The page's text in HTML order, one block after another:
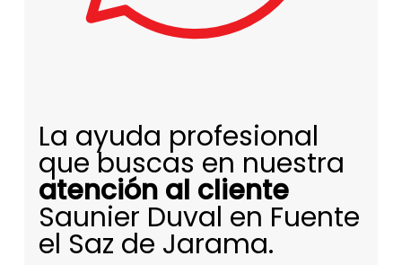
La ayuda profesional
que buscas en nuestra
atención al cliente
Saunier Duval en Fuente
el Saz de Jarama.